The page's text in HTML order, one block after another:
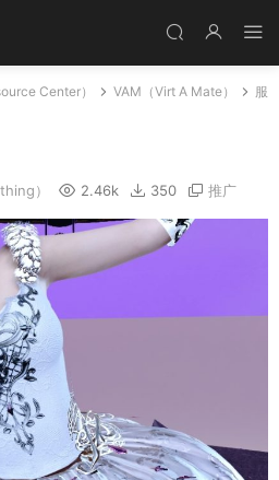
Center） VAM（Virt A Mate）
服
） 2.46k 350 推广